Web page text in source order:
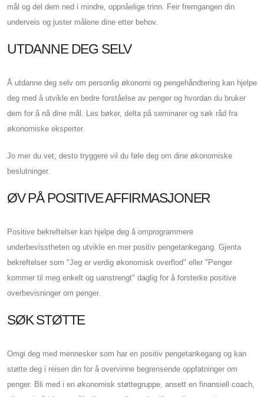
mål og del dem ned i mindre, oppnåelige trinn. Feir fremgangen din
underveis og juster målene dine etter behov.
UTDANNE DEG SELV
Å utdanne deg selv om personlig økonomi og pengehåndtering kan hjelpe
deg med å utvikle en bedre forståelse av penger og hvordan du bruker
dem for å nå dine mål. Les bøker, delta på seminarer og søk råd fra
økonomiske eksperter.
Jo mer du vet, desto tryggere vil du føle deg om dine økonomiske
beslutninger.
ØV PÅ POSITIVE AFFIRMASJONER
Positive bekreftelser kan hjelpe deg å omprogrammere
underbevisstheten og utvikle en mer positiv pengetankegang. Gjenta
bekreftelser som "Jeg er verdig økonomisk overflod" eller "Penger
kommer til meg enkelt og uanstrengt" daglig for å forsterke positive
overbevisninger om penger.
SØK STØTTE
Omgi deg med mennesker som har en positiv pengetankegang og kan
støtte deg i reisen din for å overvinne begrensende oppfatninger om
penger. Bli med i en økonomisk støttegruppe, ansett en finansiell coach,